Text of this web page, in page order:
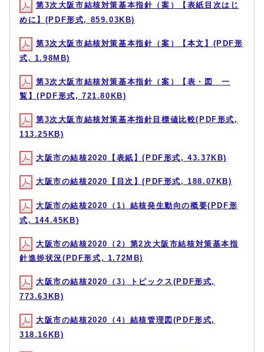
第3次大阪市結核対策基本指針（案）【表紙目次はじ
めに】(PDF形式, 859.03KB)
第3次大阪市結核対策基本指針（案）【本文】(PDF形
式, 1.98MB)
第3次大阪市結核対策基本指針（案）【表・図 一
覧】(PDF形式, 721.80KB)
第3次大阪市結核対策基本指針目標値比較(PDF形式,
113.25KB)
大阪市の結核2020【表紙】(PDF形式, 43.37KB)
大阪市の結核2020【目次】(PDF形式, 188.07KB)
大阪市の結核2020（1）結核発生動向の概要(PDF形
式, 144.45KB)
大阪市の結核2020（2）第2次大阪市結核対策基本指
針進捗状況(PDF形式, 1.72MB)
大阪市の結核2020（3）トピックス(PDF形式,
773.63KB)
大阪市の結核2020（4）結核管理図(PDF形式,
318.16KB)